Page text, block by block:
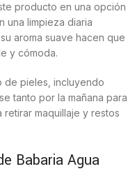
producto en una opción
una limpieza diaria
aroma suave hacen que
y cómoda.
de pieles, incluyendo
tanto por la mañana para
maquillaje y restos
Babaria Agua